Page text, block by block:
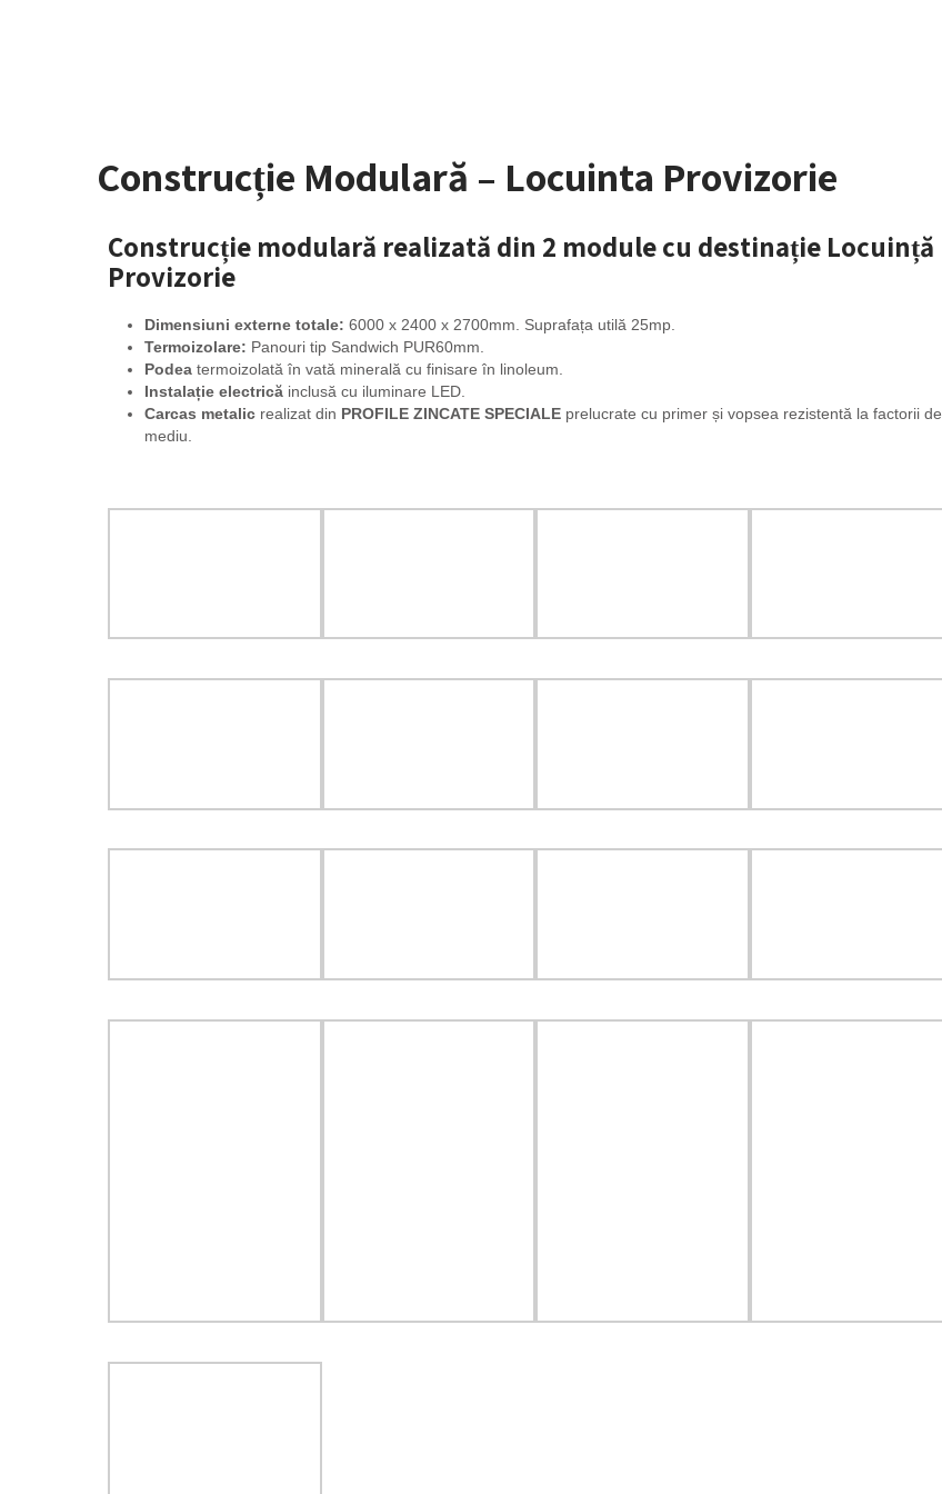
Construcție Modulară – Locuinta Provizorie
Construcție modulară realizată din 2 module cu destinație Locuință
Provizorie
Dimensiuni externe totale: 6000 x 2400 x 2700mm. Suprafața utilă 25mp.
Termoizolare: Panouri tip Sandwich PUR60mm.
Podeatermoizolată în vată minerală cu finisare în linoleum.
Instalație electricăinclusă cu iluminare LED.
Carcas metalicrealizat din PROFILE ZINCATE SPECIALEprelucrate cu primer și vopsea rezistentă la factorii de
mediu.